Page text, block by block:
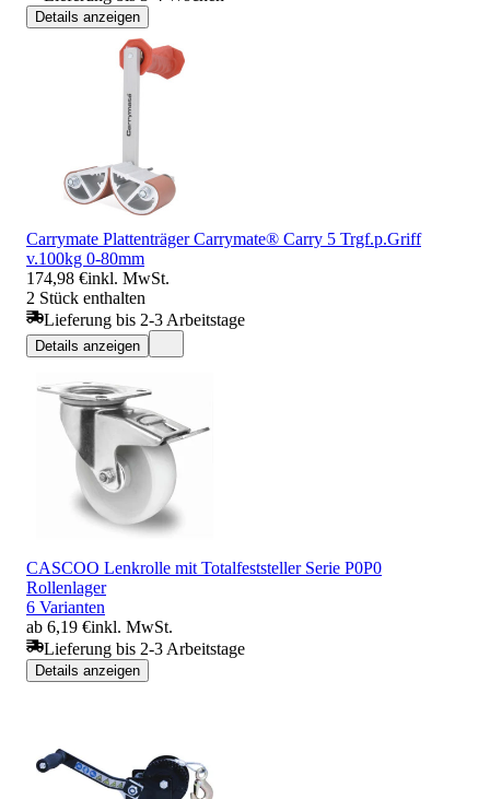
Details anzeigen
Carrymate Plattenträger Carrymate® Carry 5 Trgf.p.Griff
v.100kg 0-80mm
174,98 €inkl. MwSt.
2 Stück enthalten
Lieferung bis 2-3 Arbeitstage
Details anzeigen
CASCOO Lenkrolle mit Totalfeststeller Serie P0P0
Rollenlager
6 Varianten
ab 6,19 €inkl. MwSt.
Lieferung bis 2-3 Arbeitstage
Details anzeigen